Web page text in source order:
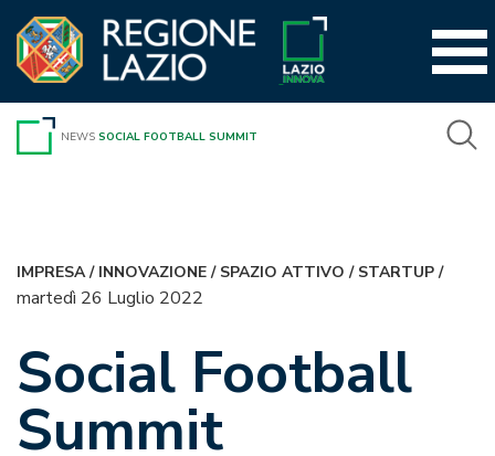
contenuto
NEWS SOCIAL FOOTBALL SUMMIT
IMPRESA/ INNOVAZIONE/ SPAZIO ATTIVO / STARTUP/
martedì 26 Luglio 2022
Social Football
Summit